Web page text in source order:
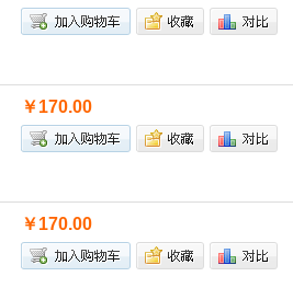
￥170.00
￥170.00